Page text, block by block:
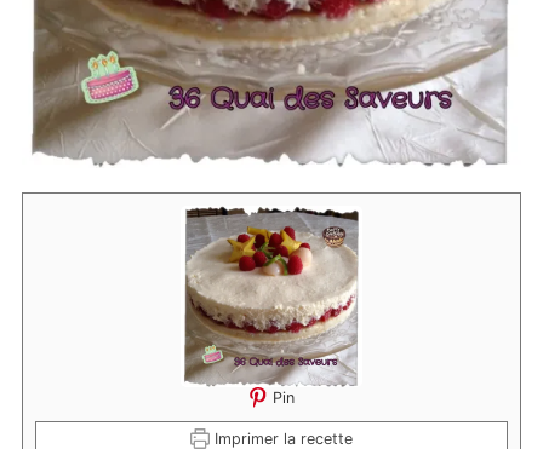
Pin
Imprimer la recette